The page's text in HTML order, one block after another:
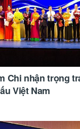
Chi nhận trọng
Việt Nam